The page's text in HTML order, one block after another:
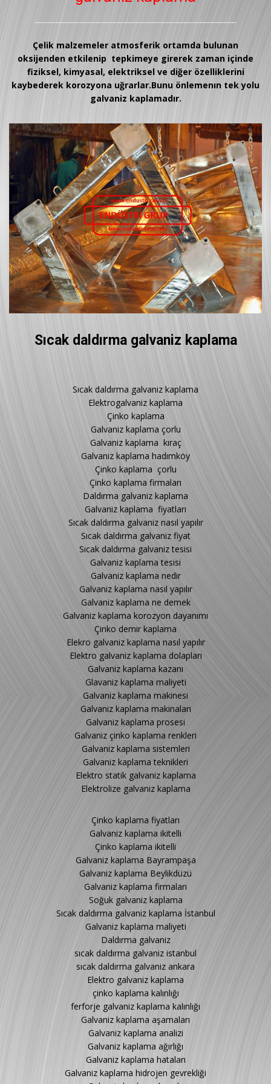
Çelik malzemeler atmosferik ortamda bulunan
oksijenden etkilenip tepkimeye girerek zaman içinde
fiziksel, kimyasal, elektriksel ve diğer özelliklerini
kaybederek korozyona uğrarlar.Bunu önlemenın tek yolu
galvaniz kaplamadır.
Sıcak daldırma galvaniz kaplama
Sıcak daldırma galvaniz kaplama
Elektrogalvaniz kaplama
Çinko kaplama
Galvaniz kaplama çorlu
Galvaniz kaplama kıraç
Galvaniz kaplama hadımköy
Çinko kaplama çorlu
Çinko kaplama firmaları
Daldırma galvaniz kaplama
Galvaniz kaplama fiyatları
Sıcak daldırma galvaniz nasıl yapılır
Sıcak daldırma galvaniz fiyat
Sıcak daldırma galvaniz tesisi
Galvaniz kaplama tesisi
Galvaniz kaplama nedir
Galvaniz kaplama nasıl yapılır
Galvaniz kaplama ne demek
Galvaniz kaplama korozyon dayanımı
Çinko demir kaplama
Elekro galvaniz kaplama nasıl yapılır
Elektro galvaniz kaplama dolapları
Galvaniz kaplama kazanı
Glavaniz kaplama maliyeti
Galvaniz kaplama makinesi
Galvaniz kaplama makinaları
Galvaniz kaplama prosesi
Galvaniz çinko kaplama renkleri
Galvaniz kaplama sistemleri
Galvaniz kaplama teknikleri
Elektro statik galvaniz kaplama
Elektrolize galvaniz kaplama
Çinko kaplama fiyatları
Galvaniz kaplama ikitelli
Çinko kaplama ikitelli
Galvaniz kaplama Bayrampaşa
Galvaniz kaplama Beylikdüzü
Galvaniz kaplama firmaları
Soğuk galvaniz kaplama
Sıcak daldırma galvaniz kaplama İstanbul
Galvaniz kaplama maliyeti
Daldırma galvaniz
sıcak daldırma galvaniz istanbul
sıcak daldırma galvaniz ankara
Elektro galvaniz kaplama
çinko kaplama kalınlığı
ferforje galvaniz kaplama kalınlığı
Galvaniz kaplama aşamaları
Galvaniz kaplama analizi
Galvaniz kaplama ağırlığı
Galvaniz kaplama hataları
Galvaniz kaplama hidrojen gevrekliği